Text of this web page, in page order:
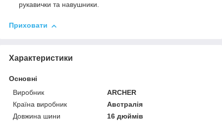
рукавички та навушники.
Приховати
Характеристики
Основні
Виробник
ARCHER
Країна виробник
Австралія
Довжина шини
16 дюймів